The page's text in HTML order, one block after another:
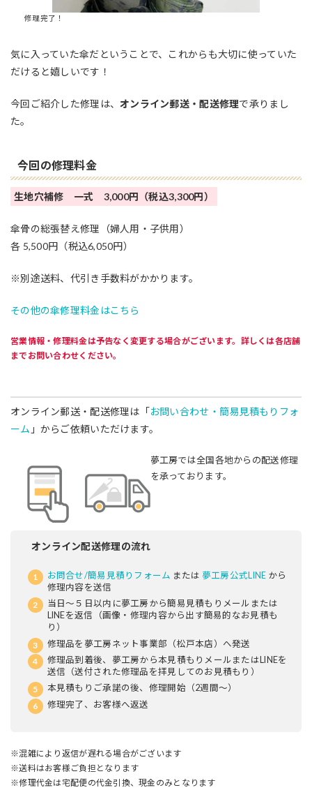
修理完了！
気に入っていた傘だということで、これからも大切に使っていた
だけると嬉しいです！
今回ご紹介した修理は、オンライン郵送・配送修理で承りまし
た。
今回の修理料金
生地穴補修 一式 3,000円（税込3,300円）
傘骨の総張替え修理（婦人用・子供用）
各 5,500円（税込6,050円）
※別途送料、代引き手数料がかかります。
その他の傘修理料金はこちら
営業情報・修理料金は予告なく変更する場合がございます。詳しくは各店舗
までお問い合わせください。
オンライン郵送・配送修理は「お問い合わせ・簡易見積もりフォ
ーム 」からご依頼いただけます。
夢工房では全国各地からの配送修理
を承っております。
オンライン配送修理の流れ
お問合せ/簡易見積りフォーム または 夢工房公式LINE から
修理内容を送信
当日～５日以内に夢工房から簡易見積もりメールまたは
LINEを返信（画像・修理内容から出す簡易的なお見積も
り）
修理品を夢工房ネット事業部（松戸本店）へ発送
修理品到着後、夢工房から本見積もりメールまたはLINEを
送信（送付された修理品を拝見してのお見積もり）
本見積もりご承諾の後、修理開始（2週間～）
修理完了、お客様へ返送
※混雑により返信が遅れる場合がございます
※送料はお客様ご負担となります
※修理代金は宅配便の代金引換、現金のみとなります